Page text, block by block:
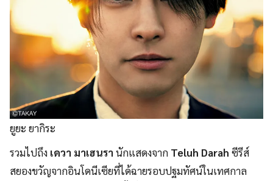
ยูยะ ยากิระ
รวมไปถึง เดวา มาเฮนรานักแสดงจาก Teluh Darah ซีรีส์
สยองขวัญจากอินโดนีเซียที่ได้ฉายรอบปฐมทัศน์ในเทศกาล